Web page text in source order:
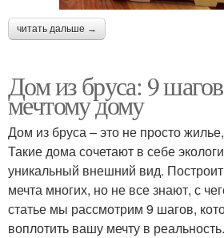
читать дальше →
Дом из бруса: 9
мечтому дому
Дом из бруса – это не просто
Такие дома сочетают в себе
уникальный внешний вид.
мечта многих, но не все знают, с
статье мы рассмотрим 9 шагов,
воплотить вашу мечту в реальность.